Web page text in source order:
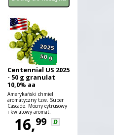
Centennial US 2025
- 50 g granulat
10,0% aa
Amerykański chmiel
aromatyczny tzw. Super
Cascade. Mocny cytrusowy
i kwiatowy aromat.
16,99 D